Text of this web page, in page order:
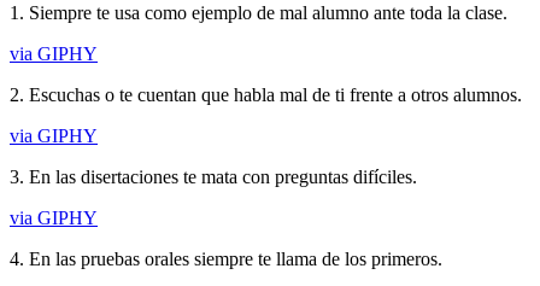
1. Siempre te usa como ejemplo de mal alumno ante toda la clase.
via GIPHY
2. Escuchas o te cuentan que habla mal de ti frente a otros alumnos.
via GIPHY
3. En las disertaciones te mata con preguntas difíciles.
via GIPHY
4. En las pruebas orales siempre te llama de los primeros.